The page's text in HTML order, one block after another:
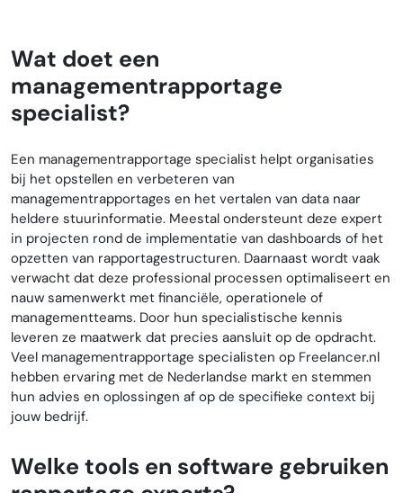
Wat doet een
managementrapportage
specialist?
Een managementrapportage specialist helpt organisaties
bij het opstellen en verbeteren van
managementrapportages en het vertalen van data naar
heldere stuurinformatie. Meestal ondersteunt deze expert
in projecten rond de implementatie van dashboards of het
opzetten van rapportagestructuren. Daarnaast wordt vaak
verwacht dat deze professional processen optimaliseert en
nauw samenwerkt met financiële, operationele of
managementteams. Door hun specialistische kennis
leveren ze maatwerk dat precies aansluit op de opdracht.
Veel managementrapportage specialisten op Freelancer.nl
hebben ervaring met de Nederlandse markt en stemmen
hun advies en oplossingen af op de specifieke context bij
jouw bedrijf.
Welke tools en software gebruiken